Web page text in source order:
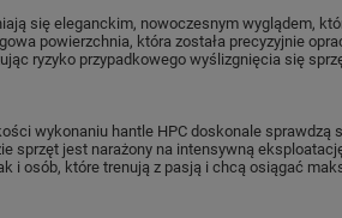
się eleganckim, nowoczesnym wyglądem,
powierzchnia, która została precyzyjnie
ryzyko przypadkowego wyślizgnięcia się
wykonaniu hantle HPC doskonale sprawdzą
sprzęt jest narażony na intensywną
i osób, które trenują z pasją i chcą osiągać